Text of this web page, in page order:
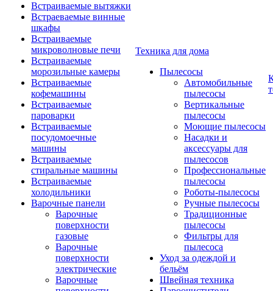
Встраиваемые вытяжки
Встраеваемые винные
шкафы
Встраиваемые
микроволновые печи
Встраиваемые
морозильные камеры
Встраиваемые
кофемашины
Встраиваемые
пароварки
Встраиваемые
посудомоечные
машины
Встраиваемые
стиральные машины
Встраиваемые
холодильники
Варочные панели
Варочные
поверхности
газовые
Варочные
поверхности
электрические
Варочные
Техника для дома
Пылесосы
Автомобильные
пылесосы
Вертикальные
пылесосы
Моющие пылесосы
Насадки и
аксессуары для
пылесосов
Профессиональные
пылесосы
Роботы-пылесосы
Ручные пылесосы
Традиционные
пылесосы
Фильтры для
пылесоса
Уход за одеждой и
бельём
Швейная техника